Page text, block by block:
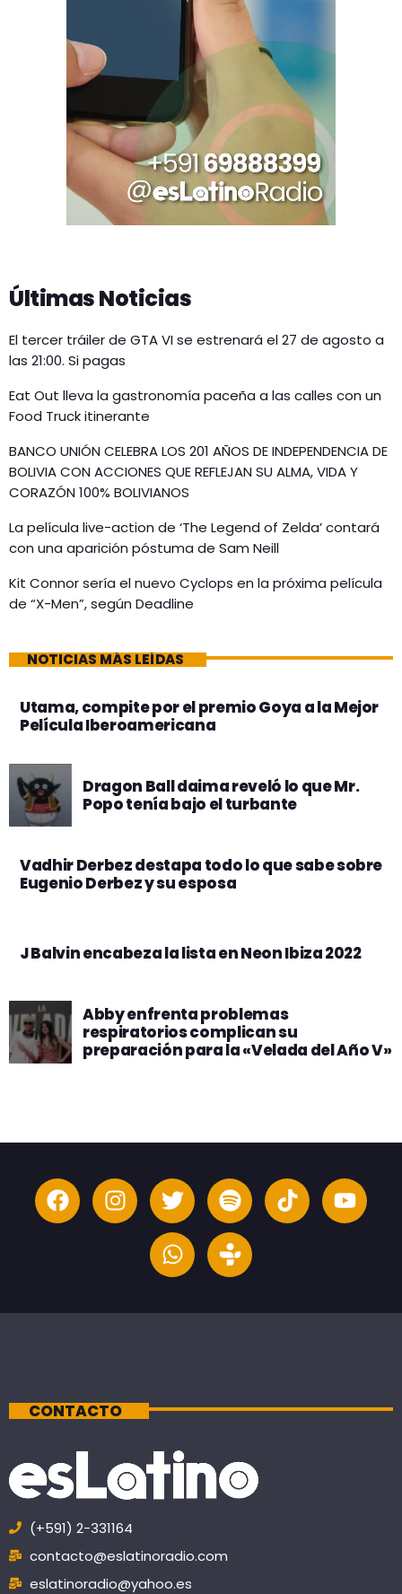
Últimas Noticias
El tercer tráiler de GTA VI se estrenará el 27 de agosto a
las 21:00. Si pagas
Eat Out lleva la gastronomía paceña a las calles con un
Food Truck itinerante
BANCO UNIÓN CELEBRA LOS 201 AÑOS DE INDEPENDENCIA DE
BOLIVIA CON ACCIONES QUE REFLEJAN SU ALMA, VIDA Y
CORAZÓN 100% BOLIVIANOS
La película live-action de ‘The Legend of Zelda’ contará
con una aparición póstuma de Sam Neill
Kit Connor sería el nuevo Cyclops en la próxima película
de “X-Men”, según Deadline
NOTICIAS MÁS LEÍDAS
Utama, compite por el premio Goya a la Mejor
Película Iberoamericana
Dragon Ball daima reveló lo que Mr.
Popo tenía bajo el turbante
Vadhir Derbez destapa todo lo que sabe sobre
Eugenio Derbez y su esposa
J Balvin encabeza la lista en Neon Ibiza 2022
Abby enfrenta problemas
respiratorios complican su
preparación para la «Velada del Año V»
CONTACTO
(+591) 2-331164
contacto@eslatinoradio.com
eslatinoradio@yahoo.es